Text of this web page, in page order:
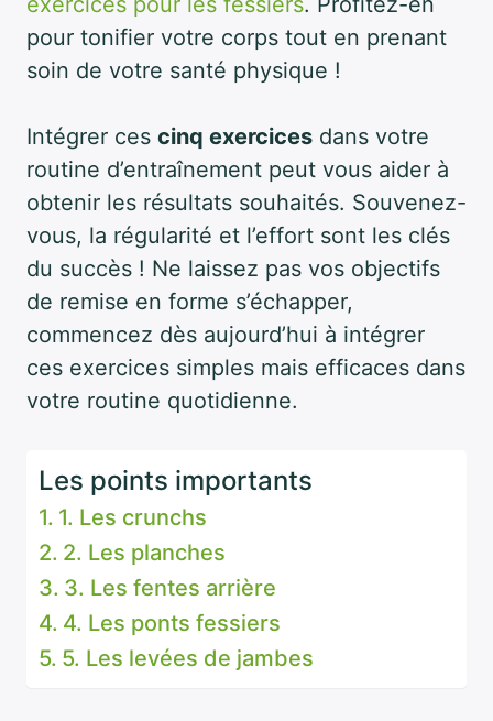
pour tonifier votre corps tout en prenant
soin de votre santé physique !
Intégrer ces cinq exercices dans votre
routine d’entraînement peut vous aider à
obtenir les résultats souhaités. Souvenez-
vous, la régularité et l’effort sont les clés
du succès ! Ne laissez pas vos objectifs
de remise en forme s’échapper,
commencez dès aujourd’hui à intégrer
ces exercices simples mais efficaces dans
votre routine quotidienne.
Les points importants
1. Les crunchs
2. Les planches
3. Les fentes arrière
4. Les ponts fessiers
5. Les levées de jambes